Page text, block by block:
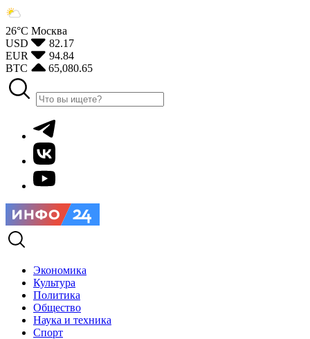
26°С Москва
USD
82.17
EUR
94.84
BTC
65,080.65
Экономика
Культура
Политика
Общество
Наука и техника
Спорт